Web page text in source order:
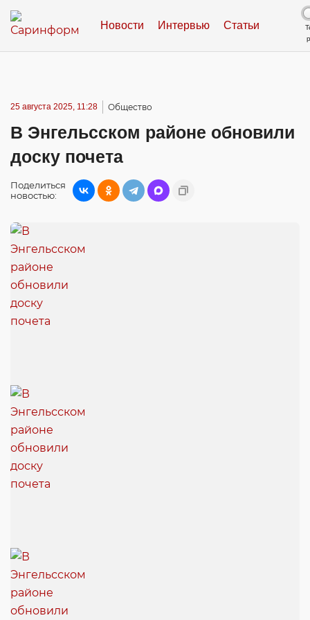
Новости Интервью Статьи
25 августа 2025, 11:28 Общество
В Энгельсском районе обновили
доску почета
Поделиться
новостью: